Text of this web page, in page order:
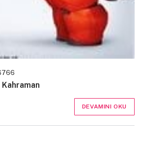
DEVAMINI OKU